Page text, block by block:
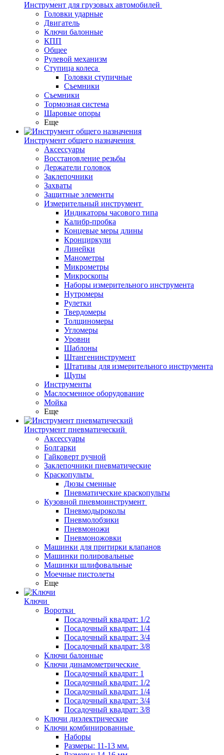
Инструмент для грузовых автомобилей
Головки ударные
Двигатель
Ключи балонные
КПП
Общее
Рулевой механизм
Ступица колеса
Головки ступичные
Съемники
Съемники
Тормозная система
Шаровые опоры
Еще
Инструмент общего назначения
Аксессуары
Восстановление резьбы
Держатели головок
Заклепочники
Захваты
Защитные элементы
Измерительный инструмент
Индикаторы часового типа
Калибр-пробка
Концевые меры длины
Кронциркули
Линейки
Манометры
Микрометры
Микроскопы
Наборы измерительного инструмента
Нутромеры
Рулетки
Твердомеры
Толщиномеры
Угломеры
Уровни
Шаблоны
Штангенинструмент
Штативы для измерительного инструмента
Щупы
Инструменты
Маслосменное оборудование
Мойка
Еще
Инструмент пневматический
Аксессуары
Болгарки
Гайковерт ручной
Заклепочники пневматические
Краскопульты
Дюзы сменные
Пневматические краскопульты
Кузовной пневмоинструмент
Пневмодыроколы
Пневмолобзики
Пневмоножи
Пневмоножовки
Машинки для притирки клапанов
Машинки полировальные
Машинки шлифовальные
Моечные пистолеты
Еще
Ключи
Воротки
Посадочный квадрат: 1/2
Посадочный квадрат: 1/4
Посадочный квадрат: 3/4
Посадочный квадрат: 3/8
Ключи балонные
Ключи динамометрические
Посадочный квадрат: 1
Посадочный квадрат: 1/2
Посадочный квадрат: 1/4
Посадочный квадрат: 3/4
Посадочный квадрат: 3/8
Ключи диэлектрические
Ключи комбинированные
Наборы
Размеры: 11-13 мм.